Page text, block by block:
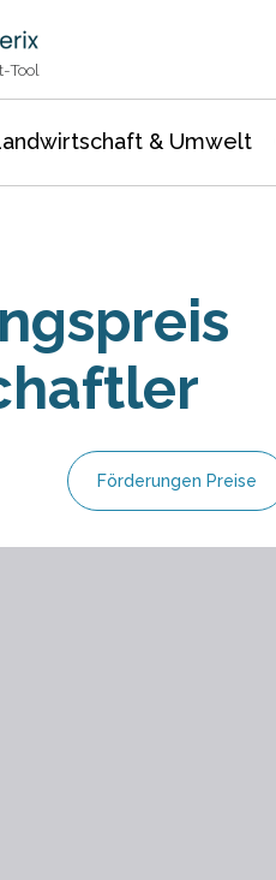
Tool
& Umwelt
Förderungen Preise